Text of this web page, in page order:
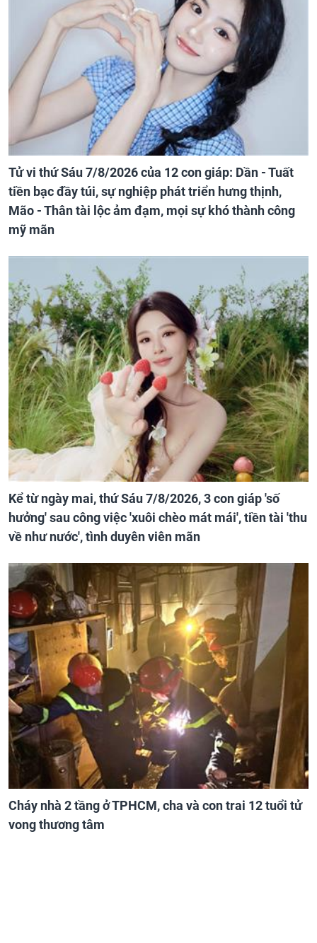
Tử vi thứ Sáu 7/8/2026 của 12 con giáp: Dần - Tuất
tiền bạc đầy túi, sự nghiệp phát triển hưng thịnh,
Mão - Thân tài lộc ảm đạm, mọi sự khó thành công
mỹ mãn
Kể từ ngày mai, thứ Sáu 7/8/2026, 3 con giáp 'số
hưởng' sau công việc 'xuôi chèo mát mái', tiền tài 'thu
về như nước', tình duyên viên mãn
Cháy nhà 2 tầng ở TPHCM, cha và con trai 12 tuổi tử
vong thương tâm